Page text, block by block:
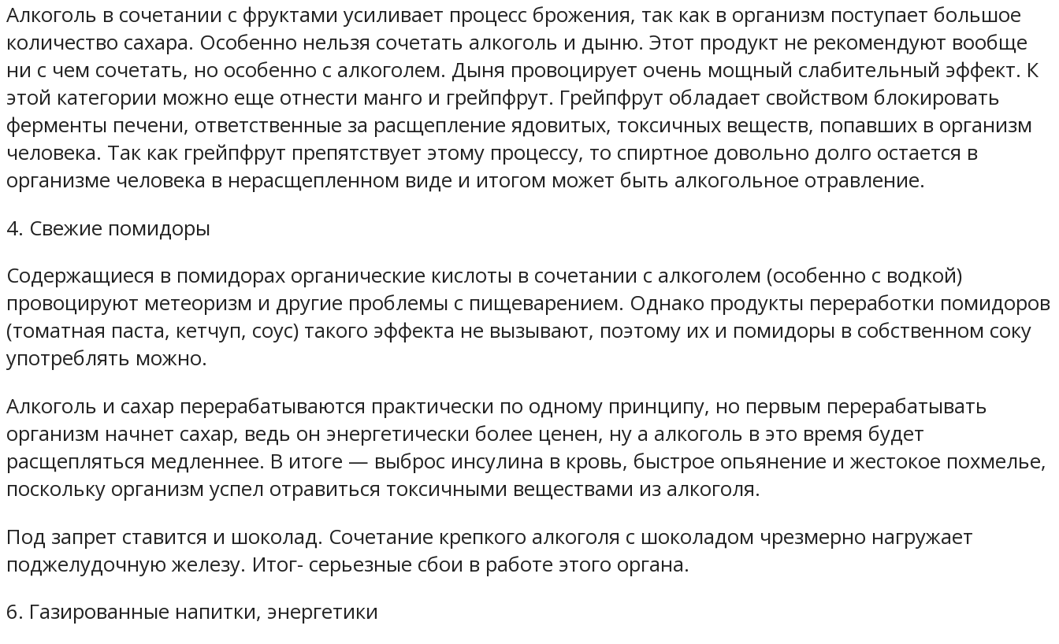
Алкоголь в сочетании с фруктами усиливает процесс брожения, так как в организм поступает большое
количество сахара. Особенно нельзя сочетать алкоголь и дыню. Этот продукт не рекомендуют вообще
ни с чем сочетать, но особенно с алкоголем. Дыня провоцирует очень мощный слабительный эффект. К
этой категории можно еще отнести манго и грейпфрут. Грейпфрут обладает свойством блокировать
ферменты печени, ответственные за расщепление ядовитых, токсичных веществ, попавших в организм
человека. Так как грейпфрут препятствует этому процессу, то спиртное довольно долго остается в
организме человека в нерасщепленном виде и итогом может быть алкогольное отравление.
4. Свежие помидоры
Содержащиеся в помидорах органические кислоты в сочетании с алкоголем (особенно с водкой)
провоцируют метеоризм и другие проблемы с пищеварением. Однако продукты переработки помидоров
(томатная паста, кетчуп, соус) такого эффекта не вызывают, поэтому их и помидоры в собственном соку
употреблять можно.
Алкоголь и сахар перерабатываются практически по одному принципу, но первым перерабатывать
организм начнет сахар, ведь он энергетически более ценен, ну а алкоголь в это время будет
расщепляться медленнее. В итоге — выброс инсулина в кровь, быстрое опьянение и жестокое похмелье,
поскольку организм успел отравиться токсичными веществами из алкоголя.
Под запрет ставится и шоколад. Сочетание крепкого алкоголя с шоколадом чрезмерно нагружает
поджелудочную железу. Итог- серьезные сбои в работе этого органа.
6. Газированные напитки, энергетики